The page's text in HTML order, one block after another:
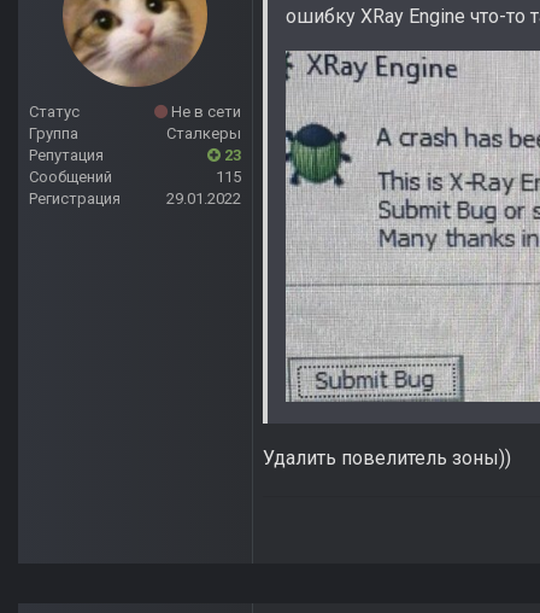
Статус
Не в сети
Группа
Сталкеры
Репутация
23
Сообщений
115
Регистрация
29.01.2022
ошибку XRay Engine что-то
Удалить повелитель зоны))